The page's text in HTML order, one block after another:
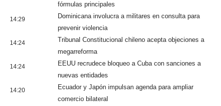
fórmulas principales
14:29
Dominicana involucra a militares en consulta para
prevenir violencia
14:24
Tribunal Constitucional chileno acepta objeciones a
megarreforma
14:24
EEUU recrudece bloqueo a Cuba con sanciones a
nuevas entidades
14:20
Ecuador y Japón impulsan agenda para ampliar
comercio bilateral